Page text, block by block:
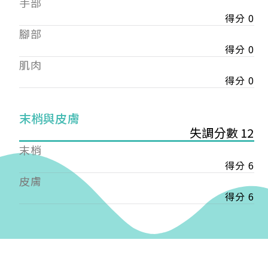
得分 0
腳部
得分 0
肌肉
得分 0
末梢與皮膚
失調分數 12
末梢
得分 6
皮膚
得分 6
會審核通過後即通知您進行繳費，繳費資訊如下
【會費】
個人會員:
入會費新臺幣1200元，於會員入會時繳納；常年會
費1200元，於每年度繳納。
費3000元，於每年度繳納。
戶名: 社團法人台灣自律神經健康培訓暨發展協會
帳號: 003-03-501566-2
銀行: (013) 國泰世華 南京東路分行